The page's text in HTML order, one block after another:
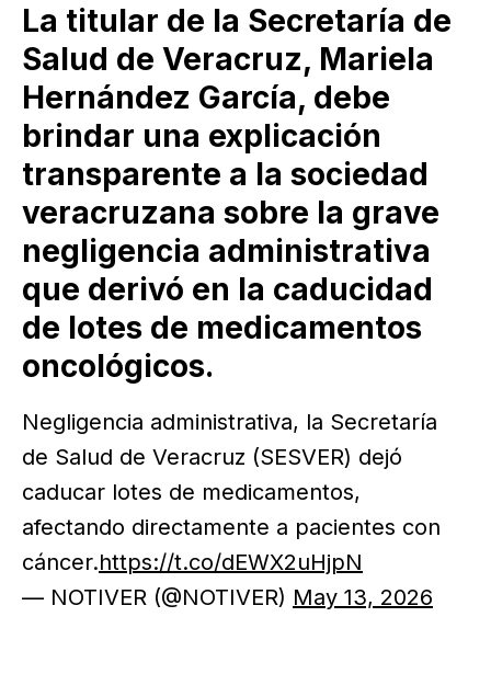
La titular de la Secretaría de
Salud de Veracruz, Mariela
Hernández García, debe
brindar una explicación
transparente a la sociedad
veracruzana sobre la grave
negligencia administrativa
que derivó en la caducidad
de lotes de medicamentos
oncológicos.
Negligencia administrativa, la Secretaría
de Salud de Veracruz (SESVER) dejó
caducar lotes de medicamentos,
afectando directamente a pacientes con
cáncer.https://t.co/dEWX2uHjpN
— NOTIVER (@NOTIVER) May 13, 2026